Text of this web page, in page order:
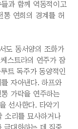
과 함께 역동적이고
통 연희의 경계를 허
도 동서양의 조화가
스트라의 연주가 잠
트 독주가 동양적인
자아낸다. 하프와
가락을 연주하는
선사한다. 타악기
소리를 묘사하거나
극대화하는 데 집중